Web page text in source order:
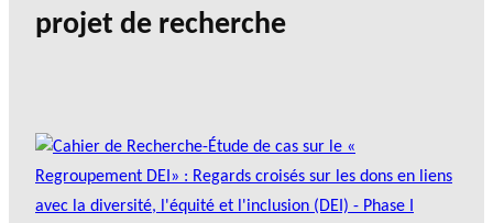
projet de recherche